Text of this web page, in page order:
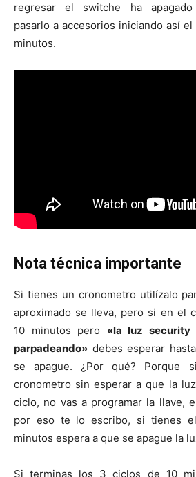
regresar el switche ha apagado
pasarlo a accesorios iniciando así
minutos.
Nota técnica importante
Si tienes un cronometro utilízalo
aproximado se lleva, pero si en el
10 minutos pero «la luz security
parpadeando» debes esperar
se apague. ¿Por qué? Porque
cronometro sin esperar a que la
ciclo, no vas a programar la llave,
por eso te lo escribo, si tienes
minutos espera a que se apague la
Si terminas los 3 ciclos de 10